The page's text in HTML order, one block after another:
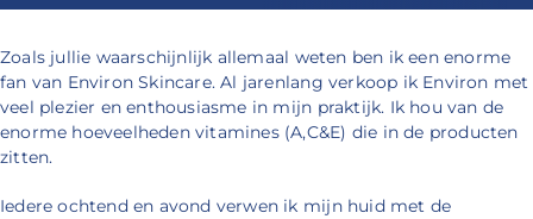
Zoals jullie waarschijnlijk allemaal weten ben ik een enorme
fan van Environ Skincare. Al jarenlang verkoop ik Environ met
veel plezier en enthousiasme in mijn praktijk. Ik hou van de
enorme hoeveelheden vitamines (A,C&E) die in de producten
zitten.
Iedere ochtend en avond verwen ik mijn huid met de